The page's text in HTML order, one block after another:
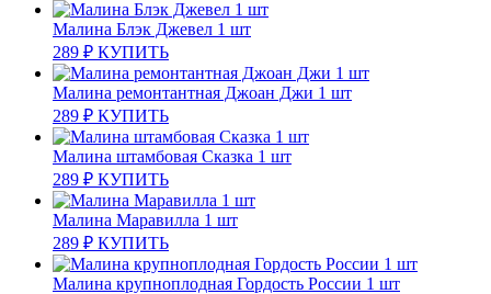
Малина Блэк Джевел 1 шт
289 ₽ КУПИТЬ
Малина ремонтантная Джоан Джи 1 шт
289 ₽ КУПИТЬ
Малина штамбовая Сказка 1 шт
289 ₽ КУПИТЬ
Малина Маравилла 1 шт
289 ₽ КУПИТЬ
Малина крупноплодная Гордость России 1 шт